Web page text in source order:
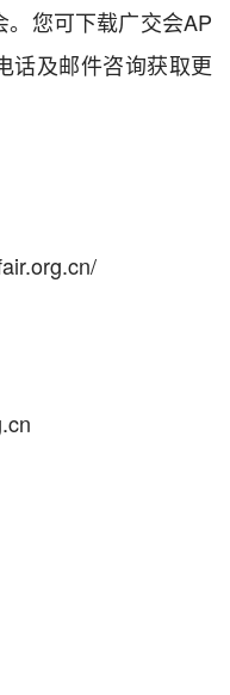
。您可下载广交会AP
话及邮件咨询获取更